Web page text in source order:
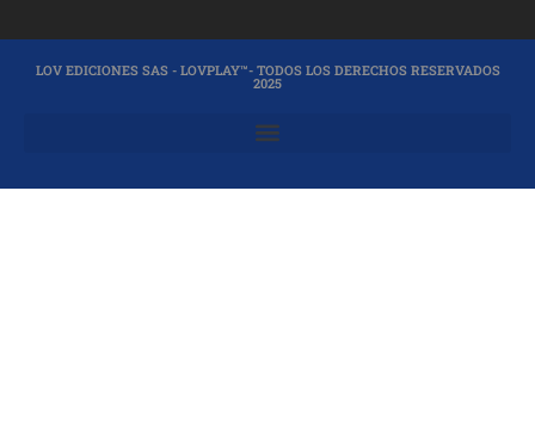
LOV EDICIONES SAS - LOVPLAY™- TODOS LOS DERECHOS RESERVADOS
2025